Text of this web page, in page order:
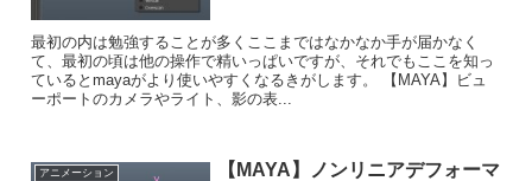
最初の内は勉強することが多くここまではなかなか手が届かなく
て、最初の頃は他の操作で精いっぱいですが、それでもここを知っ
ているとmayaがより使いやすくなるきがします。 【MAYA】ビュ
ーポートのカメラやライト、影の表...
アニメーション
【MAYA】ノンリニアデフォーマ